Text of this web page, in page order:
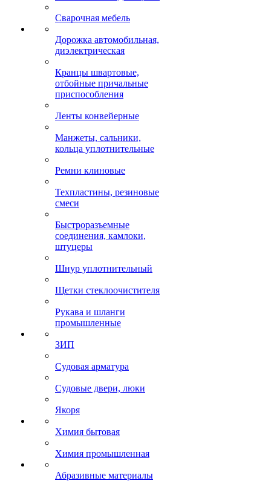
Сварочная мебель
Дорожка автомобильная,
диэлектрическая
Кранцы швартовые,
отбойные причальные
приспособления
Ленты конвейерные
Манжеты, сальники,
кольца уплотнительные
Ремни клиновые
Техпластины, резиновые
смеси
Быстроразъемные
соединения, камлоки,
штуцеры
Шнур уплотнительный
Щетки стеклоочистителя
Рукава и шланги
промышленные
ЗИП
Судовая арматура
Судовые двери, люки
Якоря
Химия бытовая
Химия промышленная
Абразивные материалы